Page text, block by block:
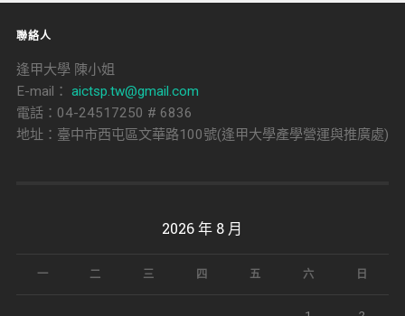
聯絡人
逢甲大學 陳小姐
E-mail： aictsp.tw@gmail.com
電話：04-24517250 # 6836
地址：臺中市西屯區文華路100號(逢甲大學產學營運與推廣處)
2026 年 8 月
一 二 三 四 五 六 日